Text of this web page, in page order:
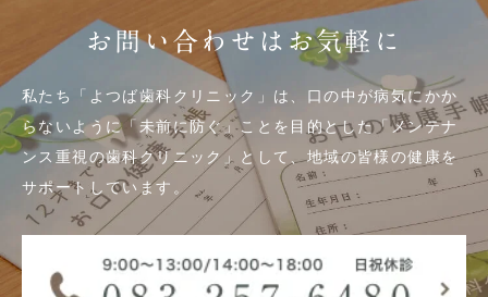
お問い合わせはお気軽に
私たち「よつば歯科クリニック」は、口の中が病気にかか
らないように「未前に防ぐ」ことを目的とした「メンテナ
ンス重視の歯科クリニック」として、地域の皆様の健康を
サポートしています。